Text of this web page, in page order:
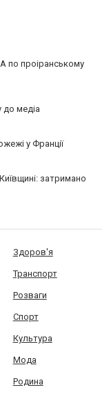
по проіранському
до медіа
у Франції
затримано
Здоров'я
Транспорт
Розваги
Спорт
Культура
Мода
Родина